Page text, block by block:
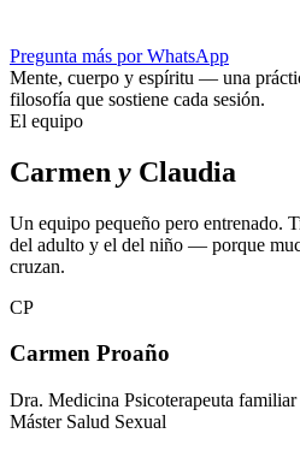
Pregunta más por WhatsApp
Mente, cuerpo y espíritu — una
filosofía que sostiene cada sesión.
El equipo
Carmen y Claudia
Un equipo pequeño pero entrenado.
del adulto y el del niño — porque
cruzan.
CP
Carmen Proaño
Dra. Medicina Psicoterapeuta familiar
Máster Salud Sexual